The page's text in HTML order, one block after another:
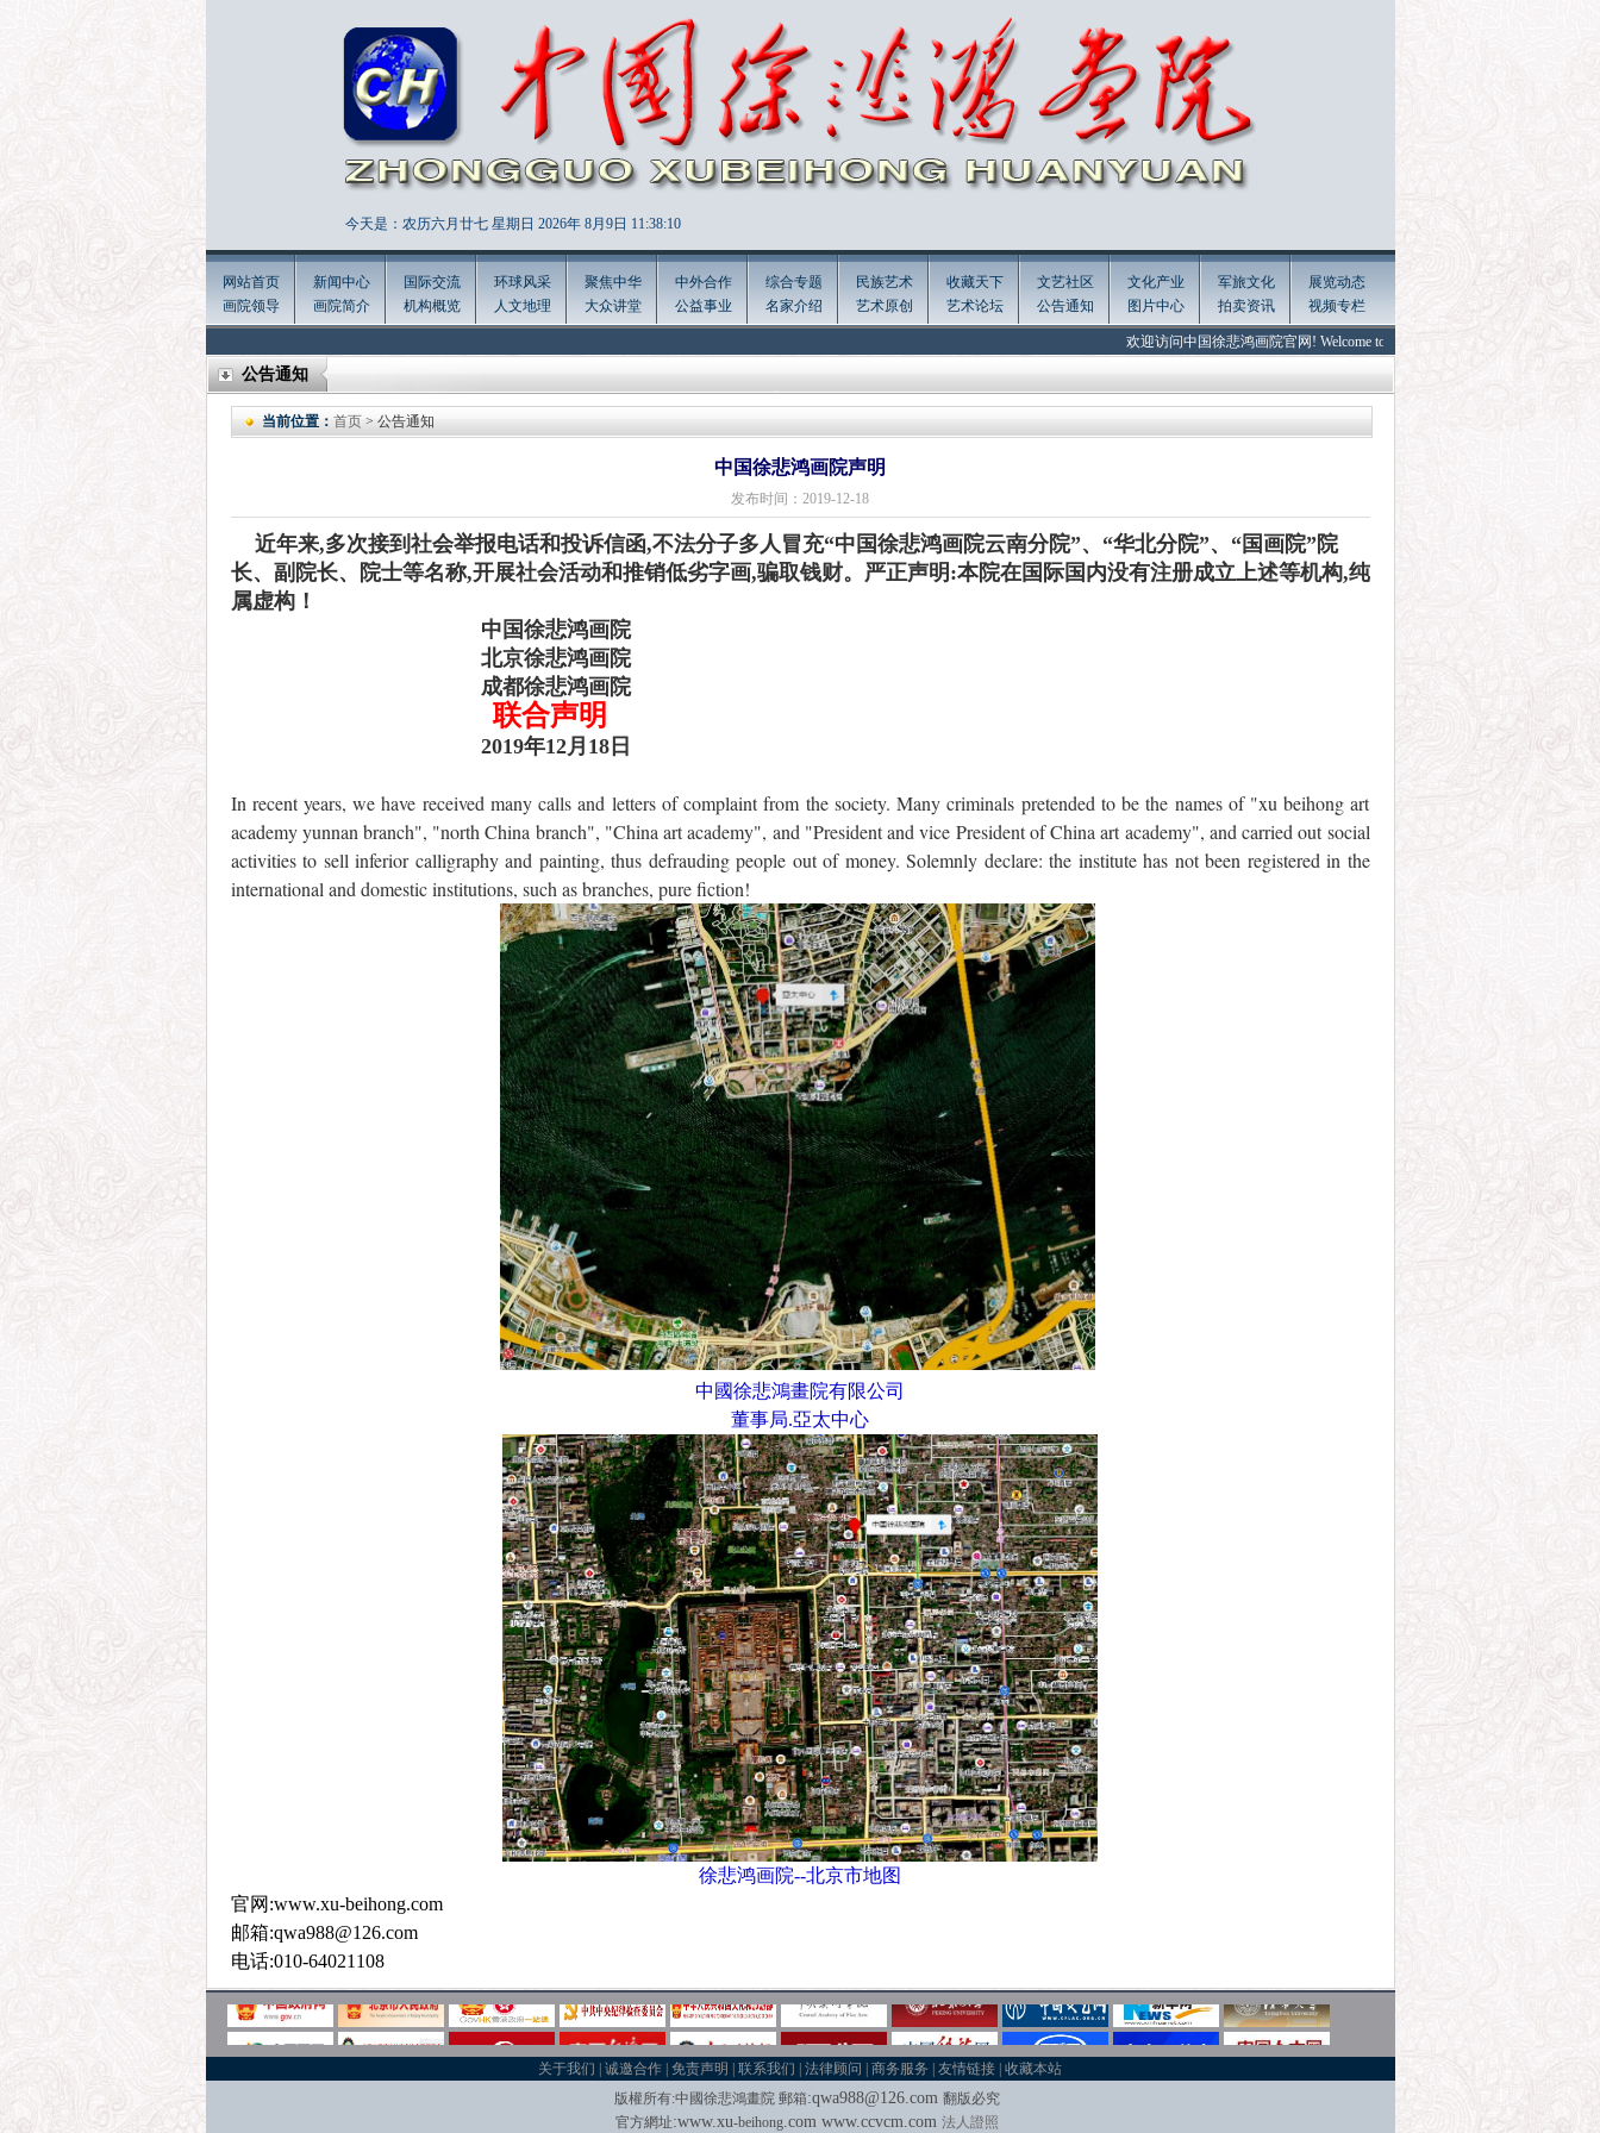
今天是：农历六月廿七 星期日 2026年 8月9日 11:38:10
网站首页
画院领导
新闻中心
画院简介
国际交流
机构概览
环球风采
人文地理
聚焦中华
大众讲堂
中外合作
公益事业
综合专题
名家介绍
民族艺术
艺术原创
收藏天下
艺术论坛
文艺社区
公告通知
文化产业
图片中心
军旅文化
拍卖资讯
展览动态
视频专栏
欢迎访问中国徐悲鸿画院官网! Welcome to the official website of Xu Beihong
公告通知
当前位置： 首页> 公告通知
中国徐悲鸿画院声明
发布时间：2019-12-18
近年来,多次接到社会举报电话和投诉信函,不法分子多人冒充“中国徐悲鸿画院云南分院”、“华北分院”、“国画院”院
长、副院长、院士等名称,开展社会活动和推销低劣字画,骗取钱财。严正声明:本院在国际国内没有注册成立上述等机构,纯
属虚构！
中国徐悲鸿画院
北京徐悲鸿画院
成都徐悲鸿画院
联合声明
2019年12月18日
In recent years, we have received many calls and letters of complaint from the society. Many criminals pretended to be the names of "xu beihong art
academy yunnan branch", "north China branch", "China art academy", and "President and vice President of China art academy", and carried out social
activities to sell inferior calligraphy and painting, thus defrauding people out of money. Solemnly declare: the institute has not been registered in the
international and domestic institutions, such as branches, pure fiction!
中國徐悲鴻畫院有限公司
董事局.亞太中心
徐悲鸿画院--北京市地图
官网:www.xu-beihong.com
邮箱:qwa988@126.com
电话:010-64021108
关于我们 诚邀合作 免责声明 联系我们 法律顾问 商务服务 友情链接 收藏本站
版權所有:中國徐悲鴻畫院 郵箱:qwa988@126.com 翻版必究
官方網址:www.xu-beihong.com www.ccvcm.com 法人證照